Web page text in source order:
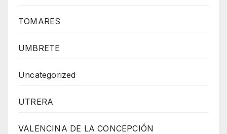
TOMARES
UMBRETE
Uncategorized
UTRERA
VALENCINA DE LA CONCEPCIÓN